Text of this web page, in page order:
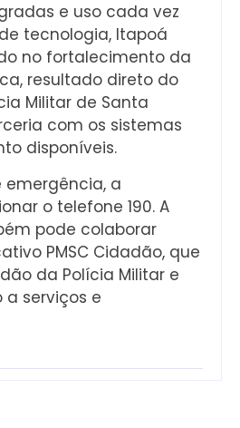
e uso cada vez
tecnologia, Itapoá
no fortalecimento da
resultado direto do
Militar de Santa
com os sistemas
disponíveis.
emergência, a
o telefone 190. A
pode colaborar
PMSC Cidadão, que
da Polícia Militar e
serviços e